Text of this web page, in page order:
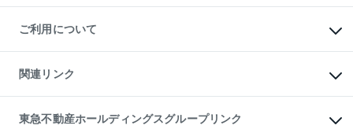
ご紹介・再契約特典
入居者様専用-各種ご案内（賃貸）
東急こすもす会「こすもすWeb」
ご利用について
金融商品取引について
東急リバブル ソーシャルメディアポリシー
ご意見・お問い合わせ（金融商品取引専用の相談・お問い合わせ窓口）
ダイレクトメール（郵送物）・Eメールなどの送付停止について
関連リンク
これからご結婚される方に東急百貨店のブライダルクラブ
人材サービスのご用命は 東急リバブルスタッフ株式会社まで
東急不動産ホールディングスグループリンク